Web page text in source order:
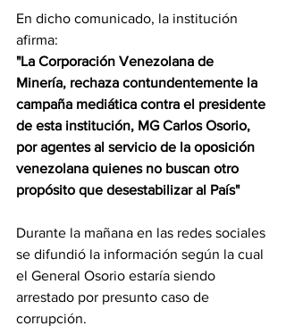
En dicho comunicado, la institución
afirma:
"La Corporación Venezolana de
Minería, rechaza contundentemente la
campaña mediática contra el presidente
de esta institución, MG Carlos Osorio,
por agentes al servicio de la oposición
venezolana quienes no buscan otro
propósito que desestabilizar al País"
Durante la mañana en las redes sociales
se difundió la información según la cual
el General Osorio estaría siendo
arrestado por presunto caso de
corrupción.